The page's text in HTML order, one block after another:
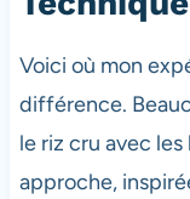
Voici où mon
différence.
le riz cru avec les
approche,